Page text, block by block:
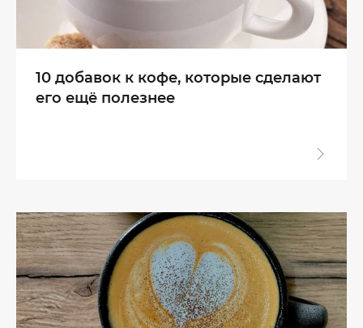
10 добавок к кофе, которые сделают
его ещё полезнее